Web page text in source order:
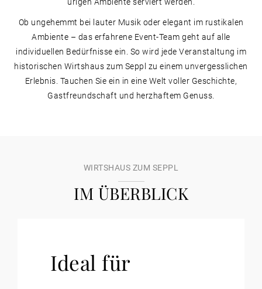
Ob ungehemmt bei lauter Musik oder elegant im rustikalen
Ambiente – das erfahrene Event-Team geht auf alle
individuellen Bedürfnisse ein. So wird jede Veranstaltung im
historischen Wirtshaus zum Seppl zu einem unvergesslichen
Erlebnis. Tauchen Sie ein in eine Welt voller Geschichte,
Gastfreundschaft und herzhaftem Genuss.
WIRTSHAUS ZUM SEPPL
IM ÜBERBLICK
Ideal für